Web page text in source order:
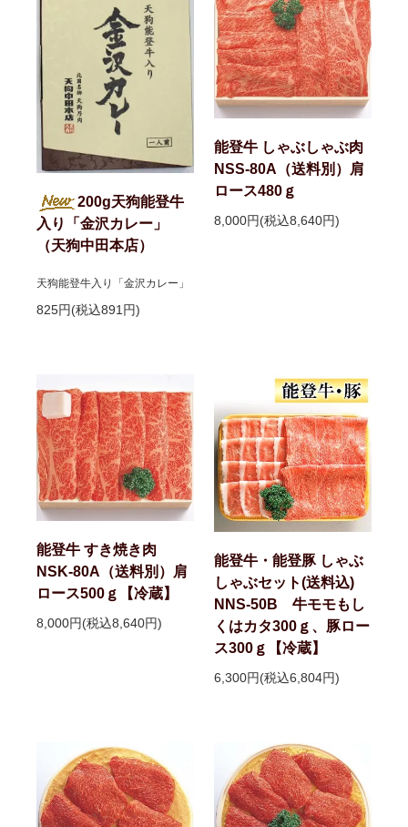
200g天狗能登牛
入り「金沢カレー」
（天狗中田本店）
天狗能登牛入り「金沢カレー」
825円(税込891円)
能登牛 しゃぶしゃぶ肉
NSS-80A（送料別）肩
ロース480ｇ
8,000円(税込8,640円)
能登牛 すき焼き肉
NSK-80A（送料別）肩
ロース500ｇ【冷蔵】
8,000円(税込8,640円)
能登牛・能登豚 しゃぶ
しゃぶセット(送料込)
NNS-50B 牛モモもし
くはカタ300ｇ、豚ロー
ス300ｇ【冷蔵】
6,300円(税込6,804円)